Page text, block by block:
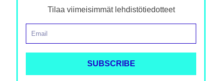
Tilaa viimeisimmät lehdistötiedotteet